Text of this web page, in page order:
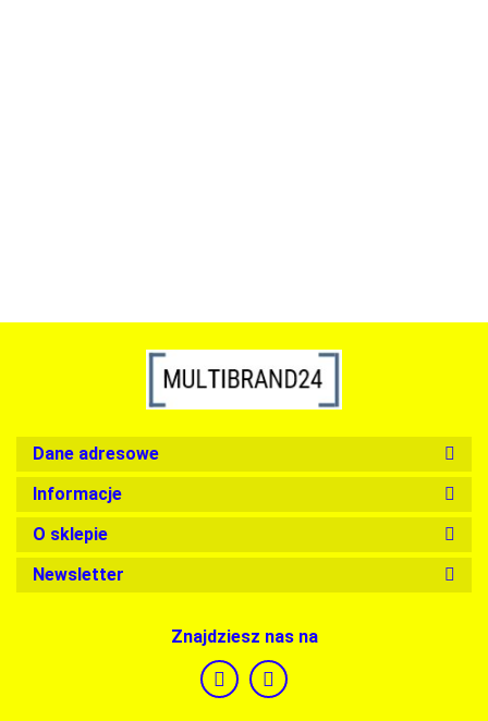
Dane adresowe
Informacje
O sklepie
Newsletter
Znajdziesz nas na